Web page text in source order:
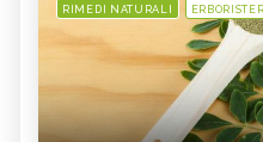
RIMEDI NATURALI